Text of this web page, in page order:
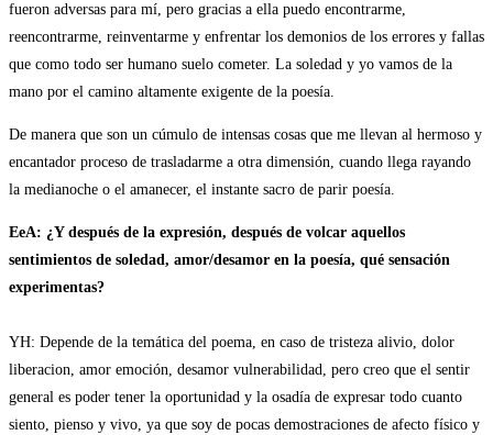
fueron adversas para mí, pero gracias a ella puedo encontrarme,
reencontrarme, reinventarme y enfrentar los demonios de los errores y fallas
que como todo ser humano suelo cometer. La soledad y yo vamos de la
mano por el camino altamente exigente de la poesía.
De manera que son un cúmulo de intensas cosas que me llevan al hermoso y
encantador proceso de trasladarme a otra dimensión, cuando llega rayando
la medianoche o el amanecer, el instante sacro de parir poesía.
EeA: ¿Y después de la expresión, después de volcar aquellos
sentimientos de soledad, amor/desamor en la poesía, qué sensación
experimentas?
YH: Depende de la temática del poema, en caso de tristeza alivio, dolor
liberacion, amor emoción, desamor vulnerabilidad, pero creo que el sentir
general es poder tener la oportunidad y la osadía de expresar todo cuanto
siento, pienso y vivo, ya que soy de pocas demostraciones de afecto físico y